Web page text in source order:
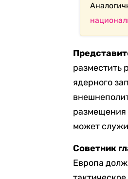
разместить
ядерного
размещения
может
Советник
Европа